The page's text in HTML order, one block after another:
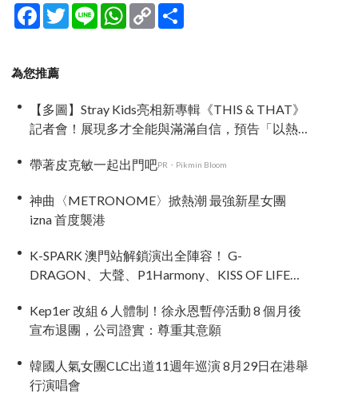
Facebook
TwitterLine WhatsApp
Copy
Link
為您推薦
【多圖】Stray Kids亮相新專輯《THIS & THAT》
記者會！展現多才全能與滿滿自信，預告「以熱
帶著皮克敏一起出門吧PR・Pikmin Bloom
神曲〈METRONOME〉掀熱潮 最強新星女團
izna 首度襲港
K-SPARK 澳門站解鎖演出全陣容！ G-
DRAGON、大聲、P1Harmony、KISS OF LIFE、
Kep1er 改組 6 人體制！徐永恩暫停活動 8 個月後
宣布退團，公司證實：尊重其意願
韓國人氣女團CLC出道11週年巡演 8月29日在港舉
行演唱會